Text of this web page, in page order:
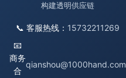
构建透明供应链
📞 客服热线： 15732211269
📧
商务
合
qianshou@1000hand.com